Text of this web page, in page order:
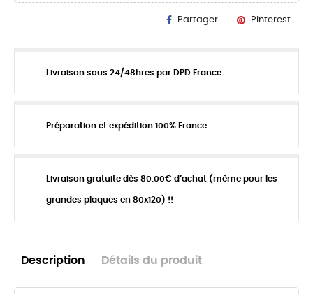
Partager Pinterest
Livraison sous 24/48hres par DPD France
Préparation et expédition 100% France
Livraison gratuite dès 80.00€ d’achat (même pour les
grandes plaques en 80x120) !!
Description Détails du produit